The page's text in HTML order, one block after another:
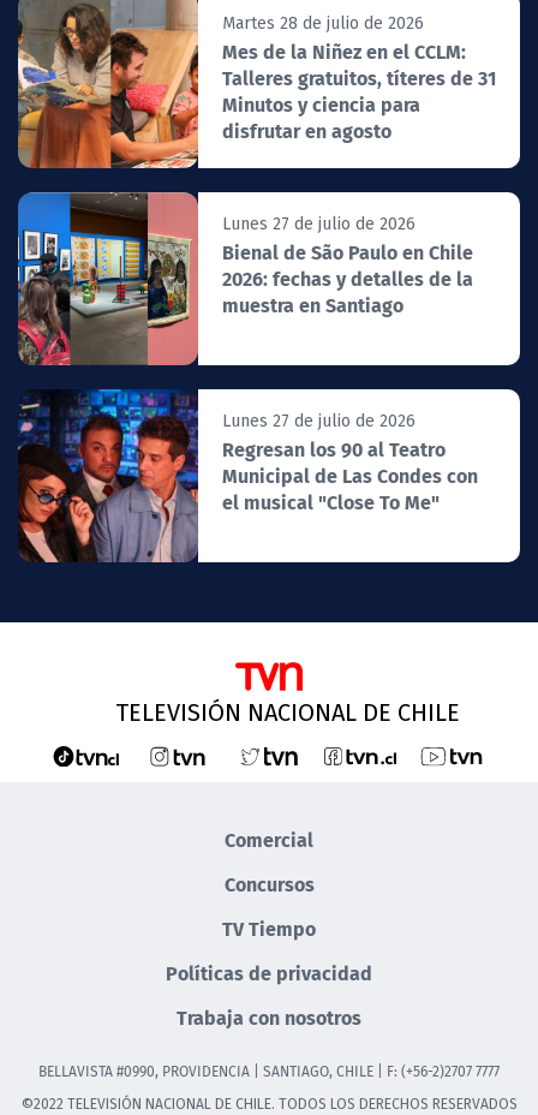
Martes 28 de julio de 2026
Mes de la Niñez en el CCLM:
Talleres gratuitos, títeres de 31
Minutos y ciencia para
disfrutar en agosto
Lunes 27 de julio de 2026
Bienal de São Paulo en Chile
2026: fechas y detalles de la
muestra en Santiago
Lunes 27 de julio de 2026
Regresan los 90 al Teatro
Municipal de Las Condes con
el musical "Close To Me"
TELEVISIÓN NACIONAL DE CHILE
Comercial
Concursos
TV Tiempo
Políticas de privacidad
Trabaja con nosotros
BELLAVISTA #0990, PROVIDENCIA | SANTIAGO, CHILE | F: (+56-2)2707 7777
©2022 TELEVISIÓN NACIONAL DE CHILE. TODOS LOS DERECHOS RESERVADOS